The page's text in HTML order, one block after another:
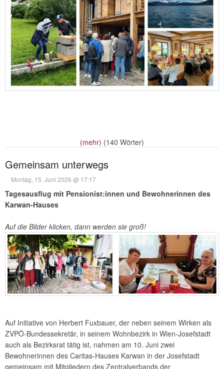
(mehr) (140 Wörter)
Gemeinsam unterwegs
Montag, 15. Juni 2026 @ 17:17
Tagesausflug mit Pensionist:innen und Bewohnerinnen des
Karwan-Hauses
Auf die Bilder klicken, dann werden sie groß!
Auf Initiative von Herbert Fuxbauer, der neben seinem Wirken als
ZVPÖ-Bundessekretär, in seinem Wohnbezirk in Wien-Josefstadt
auch als Bezirksrat tätig ist, nahmen am 10. Juni zwei
Bewohnerinnen des Caritas-Hauses Karwan in der Josefstadt
gemeinsam mit Mitgliedern des Zentralverbands der